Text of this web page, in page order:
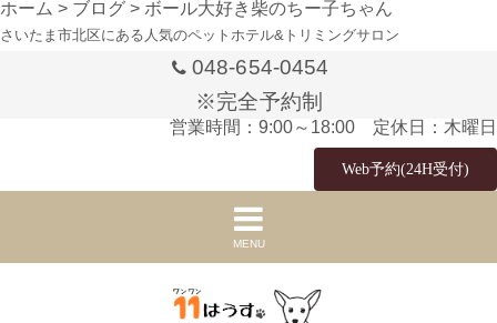
ホーム > ブログ > ボール大好き柴のちー子ちゃん
さいたま市北区にある人気のペットホテル&トリミングサロン
048-654-0454
※完全予約制
営業時間：9:00～18:00 定休日：木曜日
Web予約(24H受付)
MENU